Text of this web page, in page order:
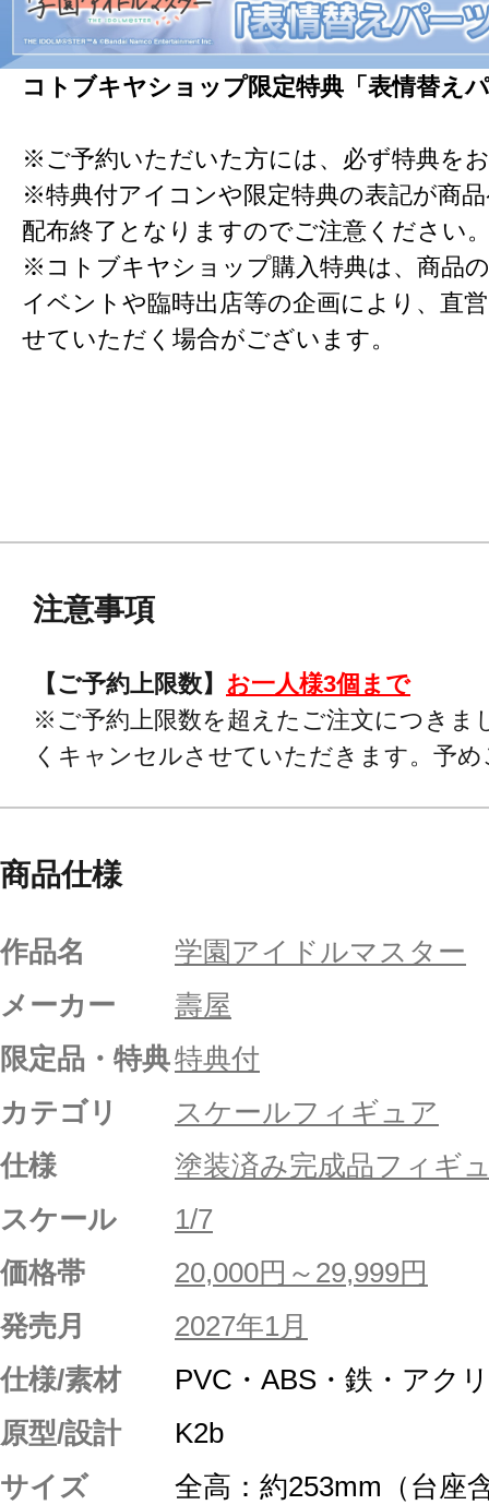
コトブキヤショップ限定特典「表情替え
※ご予約いただいた方には、必ず特典を
※特典付アイコンや限定特典の表記が商
配布終了となりますのでご注意ください
※コトブキヤショップ購入特典は、商品
イベントや臨時出店等の企画により、直
せていただく場合がございます。
注意事項
【ご予約上限数】 お一人様3個まで
※ご予約上限数を超えたご注文につきま
くキャンセルさせていただきます。予
商品仕様
作品名
学園アイドルマスター
メーカー
壽屋
限定品・特典特典付
カテゴリ
スケールフィギュア
仕様
塗装済み完成品フィギ
スケール
1/7
価格帯
20,000円～29,999円
発売月
2027年1月
仕様/素材
PVC・ABS・鉄・アク
原型/設計
K2b
サイズ
全高：約253mm（台座